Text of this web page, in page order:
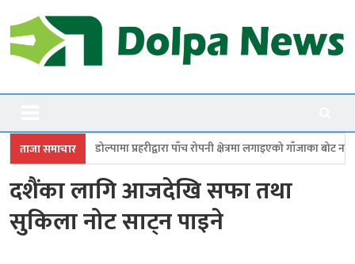
to
content
Dolpanews
ताजा समाचार
प्रहरीद्वारा पाँच रोपनी क्षेत्रमा लगाइएको गाँजाका बोट नष्ट जगदुल्लामा
दशैंका लागि आजदेखि सफा तथा
सुकिला नोट साट्न पाइने